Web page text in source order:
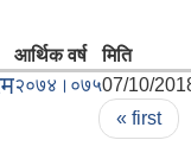
आर्थिक वर्ष मिति
२०७४।०७५07/10/
« first